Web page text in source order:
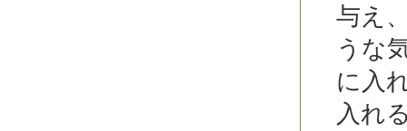
与え
うな
に入
入れ